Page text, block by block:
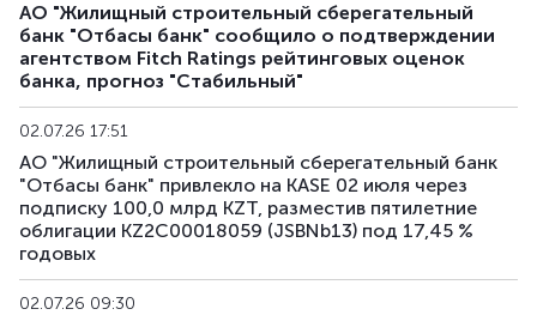
АО "Жилищный строительный сберегательный
банк "Отбасы банк" сообщило о подтверждении
агентством Fitch Ratings рейтинговых оценок
банка, прогноз "Стабильный"
02.07.26 17:51
АО "Жилищный строительный сберегательный банк
"Отбасы банк" привлекло на KASE 02 июля через
подписку 100,0 млрд KZT, разместив пятилетние
облигации KZ2C00018059 (JSBNb13) под 17,45 %
годовых
02.07.26 09:30